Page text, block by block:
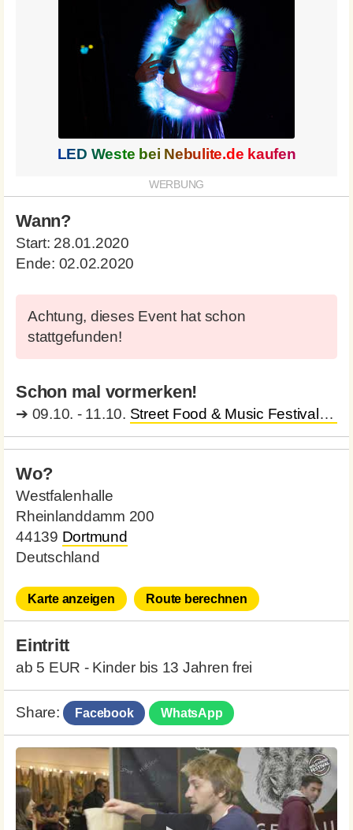
LED Weste bei Nebulite.de kaufen
Wann?
Start: 28.01.2020
Ende: 02.02.2020
Achtung, dieses Event hat schon
stattgefunden!
Schon mal vormerken!
➔ 09.10. - 11.10. Street Food & Music Festival
Wo?
Westfalenhalle
Rheinlanddamm 200
44139 Dortmund
Deutschland
Karte anzeigen Route berechnen
Eintritt
ab 5 EUR - Kinder bis 13 Jahren frei
Share: Facebook WhatsApp